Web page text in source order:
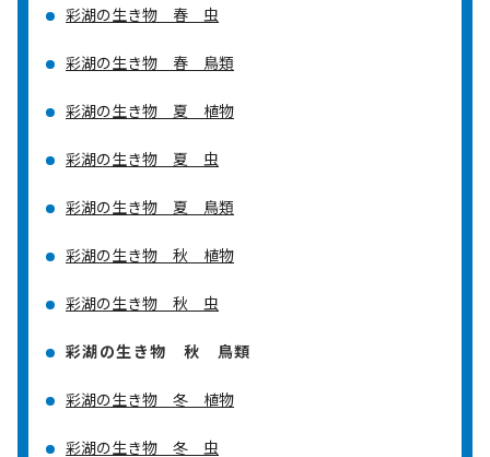
彩湖の生き物 春 虫
彩湖の生き物 春 鳥類
彩湖の生き物 夏 植物
彩湖の生き物 夏 虫
彩湖の生き物 夏 鳥類
彩湖の生き物 秋 植物
彩湖の生き物 秋 虫
彩湖の生き物 秋 鳥類
彩湖の生き物 冬 植物
彩湖の生き物 冬 虫